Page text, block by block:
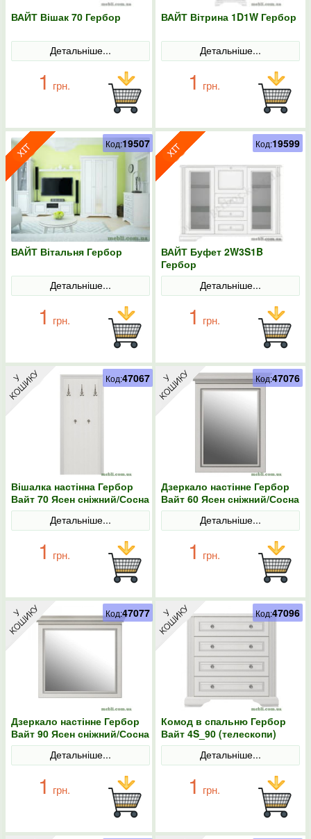
ВАЙТ Вішак 70 Гербор
Детальніше...
1 грн.
ВАЙТ Вітрина 1D1W Гербор
Детальніше...
1 грн.
ВАЙТ Вітальня Гербор
Детальніше...
1 грн.
Код:19507
ВАЙТ Буфет 2W3S1B
Гербор
Детальніше...
1 грн.
Код:19599
Вішалка настінна Гербор
Вайт 70 Ясен сніжний/Сосна
срібна
Детальніше...
1 грн.
Код:47067
Дзеркало настінне Гербор
Вайт 60 Ясен сніжний/Сосна
срібна
Детальніше...
1 грн.
Код:47076
Дзеркало настінне Гербор
Вайт 90 Ясен сніжний/Сосна
срібна
Детальніше...
1 грн.
Код:47077
Комод в спальню Гербор
Вайт 4S_90 (телескопи)
Ясен сніжний/Сосна срібна
Детальніше...
1 грн.
Код:47096